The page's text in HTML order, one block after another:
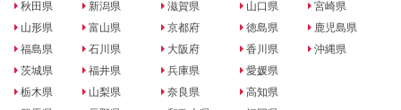
秋田県
山形県
福島県
茨城県
栃木県
新潟県
富山県
石川県
福井県
山梨県
滋賀県
京都府
大阪府
兵庫県
奈良県
山口県
徳島県
香川県
愛媛県
高知県
宮崎県
鹿児島県
沖縄県